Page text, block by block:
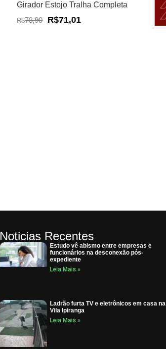
Girador Estojo Tralha Completa
R$78,90 R$71,01
Noticias Recentes
Estudo vê abismo entre empresas e
funcionários na desconexão pós-
expediente
Leia Mais »
Ladrão furta TV e eletrônicos em casa na
Vila Ipiranga
Leia Mais »